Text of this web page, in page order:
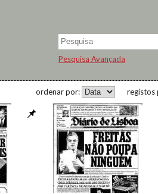
Pesquisa Avançada
registos
ordenar por: